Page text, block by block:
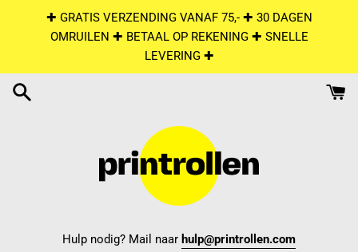
✚ GRATIS VERZENDING VANAF 75,- ✚ 30 DAGEN
OMRUILEN ✚ BETAAL OP REKENING ✚ SNELLE
LEVERING ✚
Hulp nodig? Mail naar hulp@printrollen.com